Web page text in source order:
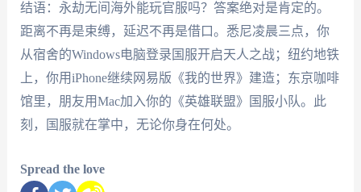
结语：永劫无间海外能玩官服吗？答案绝对是肯定的。
距离不再是束缚，延迟不再是借口。悉尼凌晨三点，你
从宿舍的Windows电脑登录国服开启天人之战；纽约地铁
上，你用iPhone继续网易版《我的世界》建造；东京咖啡
馆里，朋友用Mac加入你的《英雄联盟》国服小队。此
刻，国服就在掌中，无论你身在何处。
Spread the love